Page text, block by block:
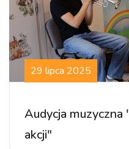
Audycja muzyczna
akcji"
29 lipca 2025